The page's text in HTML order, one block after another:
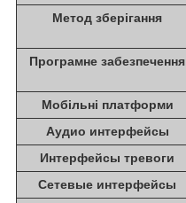
Метод зберігання
Програмне забезпечення
Мобільні платформи
Аудио интерфейсы
Интерфейсы тревоги
Сетевые интерфейсы